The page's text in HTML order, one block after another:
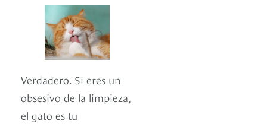
Verdadero. Si eres un
obsesivo de la limpieza,
el gato es tu